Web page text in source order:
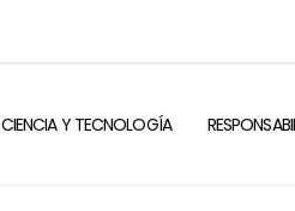
CIENCIA Y TECNOLOGÍA